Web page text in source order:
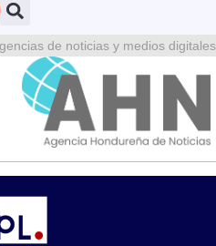
de noticias y medios digitales